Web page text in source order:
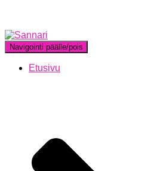
Navigointi päälle/pois
Etusivu